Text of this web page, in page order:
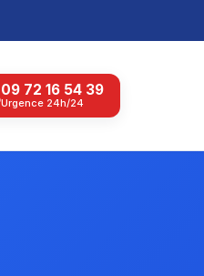
09 72 16 54 39
Urgence 24h/24